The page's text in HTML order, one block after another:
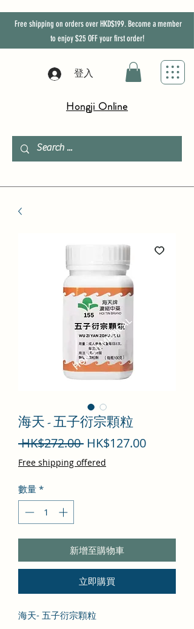
Free shipping on orders over HKD$199. Become a member
to enjoy$25 OFFyour first order!
登入
Hongji Online
海天 - 五子衍宗顆粒
HK$272.00 一
般
HK$127.00促
Free shipping offered
數量 *
新增至購物車
立即購買
海天- 五子衍宗顆粒